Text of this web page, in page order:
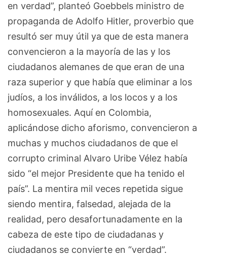
en verdad”, planteó Goebbels ministro de
propaganda de Adolfo Hitler, proverbio que
resultó ser muy útil ya que de esta manera
convencieron a la mayoría de las y los
ciudadanos alemanes de que eran de una
raza superior y que había que eliminar a los
judíos, a los inválidos, a los locos y a los
homosexuales. Aquí en Colombia,
aplicándose dicho aforismo, convencieron a
muchas y muchos ciudadanos de que el
corrupto criminal Alvaro Uribe Vélez había
sido “el mejor Presidente que ha tenido el
país”. La mentira mil veces repetida sigue
siendo mentira, falsedad, alejada de la
realidad, pero desafortunadamente en la
cabeza de este tipo de ciudadanas y
ciudadanos se convierte en “verdad”.